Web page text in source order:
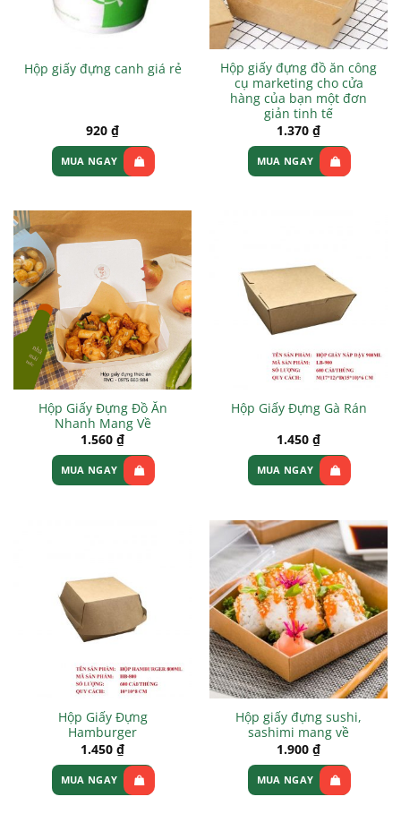
Hộp giấy đựng canh giá rẻ
920 ₫
MUA NGAY
Hộp giấy đựng đồ ăn công
cụ marketing cho cửa
hàng của bạn một đơn
giản tinh tế
1.370 ₫
MUA NGAY
Hộp Giấy Đựng Đồ Ăn
Nhanh Mang Về
1.560 ₫
MUA NGAY
Hộp Giấy Đựng Gà Rán
1.450 ₫
MUA NGAY
Hộp Giấy Đựng
Hamburger
1.450 ₫
MUA NGAY
Hộp giấy đựng sushi,
sashimi mang về
1.900 ₫
MUA NGAY